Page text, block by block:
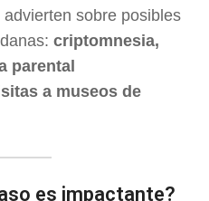
advierten sobre posibles
criptomnesia,
parental
a museos de
es impactante?